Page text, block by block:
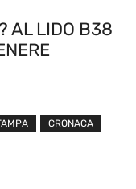
AL LIDO B38
CRONACA